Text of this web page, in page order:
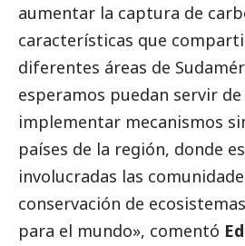
aumentar la captura de
características que
diferentes áreas de
esperamos puedan servir
implementar mecanismos
países de la región, donde
involucradas las
conservación de
para el mundo», comentó